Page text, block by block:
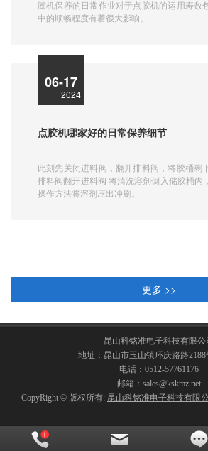
胶机保养的日常作业对于点胶机的运用寿数
中的顺畅程度有着很大影响。
06-17
2024
点胶机哪家好的日常保养细节
此刻先关闭进料阀，翻开排料阀，将胶桶剩
排料阀翻开进料阀 将清洗溶剂倒入储胶桶内
操作方法将溶剂压出冲刷。
更多 >>
昆山科铭准电子科技有限公
地址：昆山市玉山镇环庆路路2188
电话：0512-57761176
邮箱：sales@kskmz.net
CopyRight © 版权所有: 昆山科铭准电子科技有限